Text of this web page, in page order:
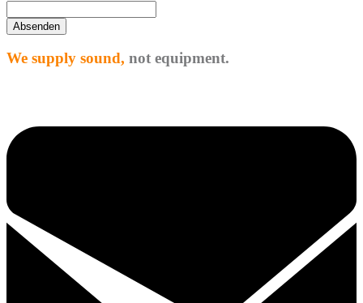
Absenden
We supply sound, not equipment.